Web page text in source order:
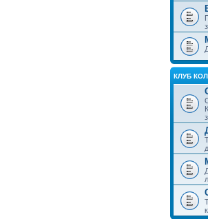
КЛУБ